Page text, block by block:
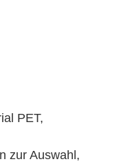
PET,
zur Auswahl,